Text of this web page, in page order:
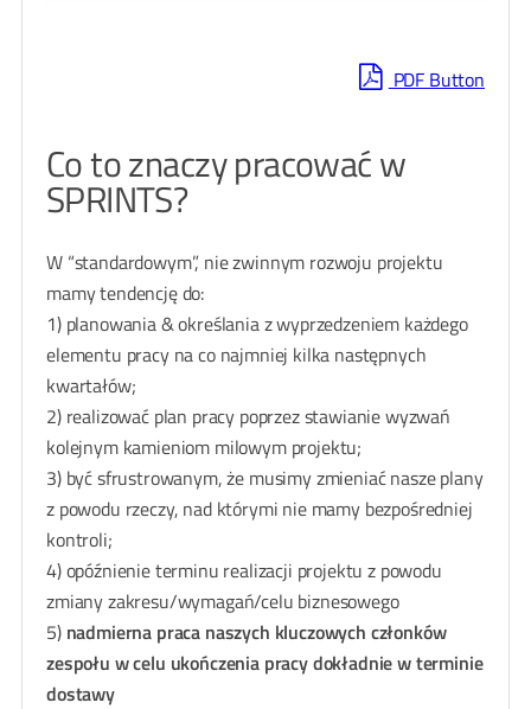
PDF Button
Co to znaczy pracować w
SPRINTS?
W “standardowym”, nie zwinnym rozwoju projektu
mamy tendencję do:
1) planowania & określania z wyprzedzeniem każdego
elementu pracy na co najmniej kilka następnych
kwartałów;
2) realizować plan pracy poprzez stawianie wyzwań
kolejnym kamieniom milowym projektu;
3) być sfrustrowanym, że musimy zmieniać nasze plany
z powodu rzeczy, nad którymi nie mamy bezpośredniej
kontroli;
4) opóźnienie terminu realizacji projektu z powodu
zmiany zakresu/wymagań/celu biznesowego
5) nadmierna praca naszych kluczowych członków
zespołu w celu ukończenia pracy dokładnie w terminie
dostawy